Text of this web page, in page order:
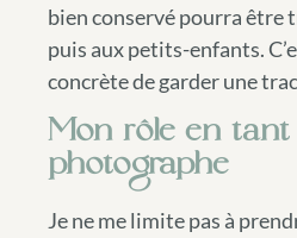
bien conservé pourra être
puis aux petits-enfants.
concrète de garder une
Mon rôle en
photographe
Je ne me limite pas à